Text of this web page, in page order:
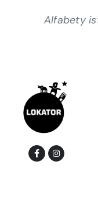
Alfabety